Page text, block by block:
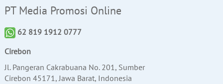
PT Media Promosi Online
62 819 1912 0777
Cirebon
Jl. Pangeran Cakrabuana No. 201, Sumber
Cirebon 45171, Jawa Barat, Indonesia